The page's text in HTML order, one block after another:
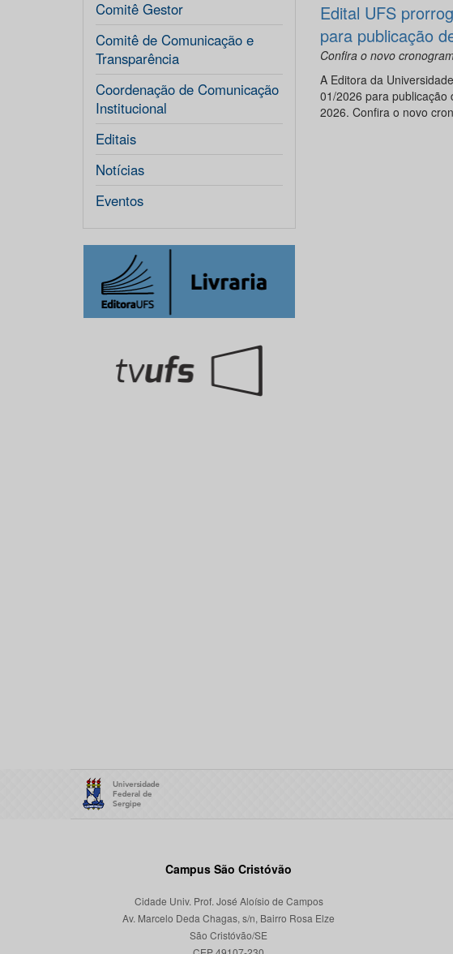
Comitê Gestor
Comitê de Comunicação e
Transparência
Coordenação de Comunicação
Institucional
Editais
Notícias
Eventos
Edital UFS
para publicação
Confira o novo
A Editora da
01/2026 para publicação
2026. Confira o novo
Campus São Cristóvão
Cidade Univ. Prof. José Aloísio de Campos
Av. Marcelo Deda Chagas, s/n, Bairro Rosa Elze
São Cristóvão/SE